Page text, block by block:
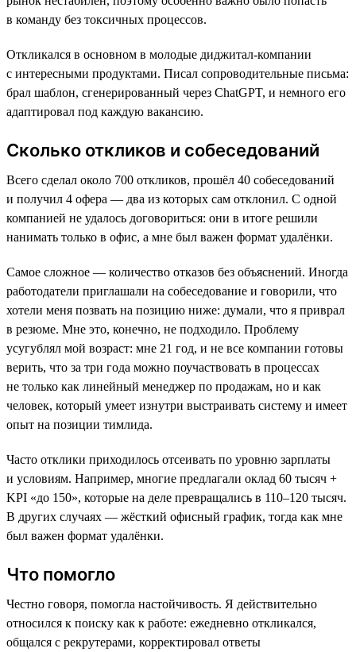
в команду без токсичных процессов.
Откликался в основном в молодые диджитал-компании
с интересными продуктами. Писал сопроводительные письма:
брал шаблон, сгенерированный через ChatGPT, и немного его
адаптировал под каждую вакансию.
Сколько откликов и собеседований
Всего сделал около 700 откликов, прошёл 40 собеседований
и получил 4 офера — два из которых сам отклонил. С одной
компанией не удалось договориться: они в итоге решили
нанимать только в офис, а мне был важен формат удалёнки.
Самое сложное — количество отказов без объяснений. Иногда
работодатели приглашали на собеседование и говорили, что
хотели меня позвать на позицию ниже: думали, что я приврал
в резюме. Мне это, конечно, не подходило. Проблему
усугублял мой возраст: мне 21 год, и не все компании готовы
верить, что за три года можно поучаствовать в процессах
не только как линейный менеджер по продажам, но и как
человек, который умеет изнутри выстраивать систему и имеет
опыт на позиции тимлида.
Часто отклики приходилось отсеивать по уровню зарплаты
и условиям. Например, многие предлагали оклад 60 тысяч +
KPI «до 150», которые на деле превращались в 110–120 тысяч.
В других случаях — жёсткий офисный график, тогда как мне
был важен формат удалёнки.
Что помогло
Честно говоря, помогла настойчивость. Я действительно
относился к поиску как к работе: ежедневно откликался,
общался с рекрутерами, корректировал ответы